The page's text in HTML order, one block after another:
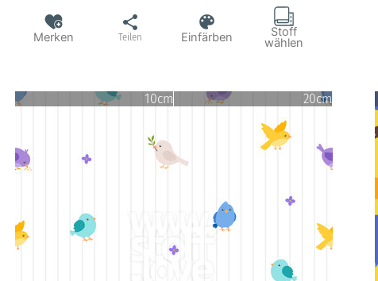
Merken Teilen Einfärben Stoff
wählen
10cm 20cm